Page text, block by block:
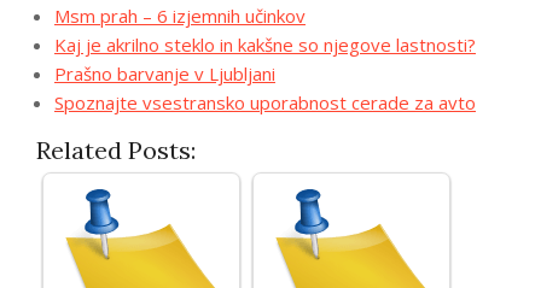
Msm prah – 6 izjemnih učinkov
Kaj je akrilno steklo in kakšne so njegove lastnosti?
Prašno barvanje v Ljubljani
Spoznajte vsestransko uporabnost cerade za avto
Related Posts: